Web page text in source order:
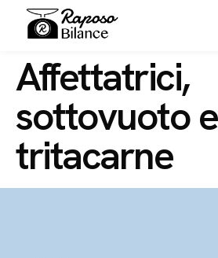
Affettatrici,
sottovuoto e
tritacarne